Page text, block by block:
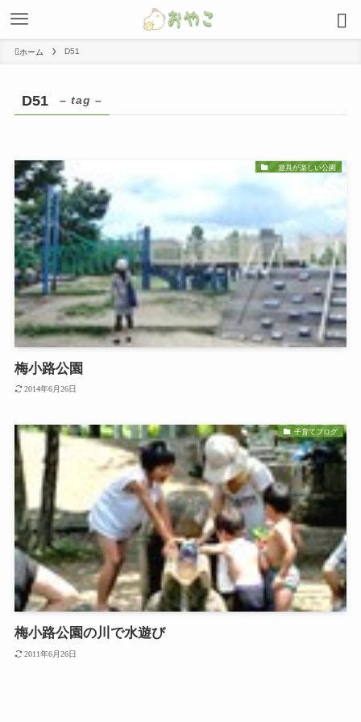
ホーム D51
D51 – tag –
遊具が楽しい公園
梅小路公園
2014年6月26日
子育てブログ
梅小路公園の川で水遊び
2011年6月26日